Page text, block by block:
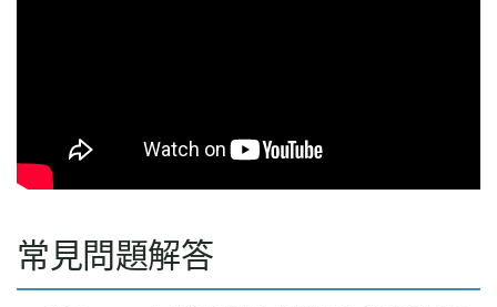
常見問題解答